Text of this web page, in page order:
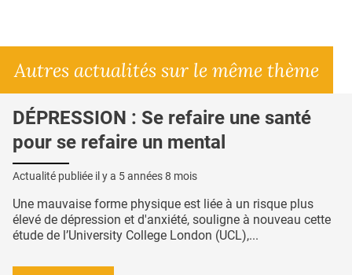
Autres actualités sur le même thème
DÉPRESSION : Se refaire une santé
pour se refaire un mental
Actualité publiée il y a 5 années 8 mois
Une mauvaise forme physique est liée à un risque plus
élevé de dépression et d'anxiété, souligne à nouveau cette
étude de l’University College London (UCL),...